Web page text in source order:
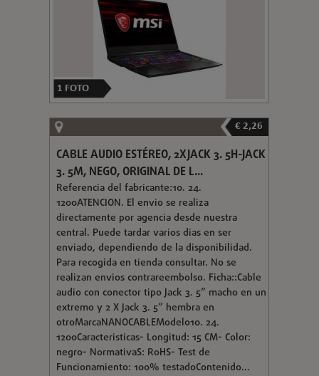
1 FOTO
€ 2,26
CABLE AUDIO ESTÉREO, 2XJACK 3. 5H-JACK
3. 5M, NEGO, ORIGINAL DE L...
Referencia del fabricante:10. 24.
1200ATENCION. El envio se realiza
directamente por agencia desde nuestra
central. Puede tardar varios dias en ser
enviado, dependiendo de la disponibilidad.
Para recogida en tienda consultar. No se
realizan envios contrareembolso. Ficha::Cable
audio con conector tipo Jack 3. 5” macho en un
extremo y 2 X Jack 3. 5” hembra en
otroMarcaNANOCABLEModelo10. 24.
1200Caracteristicas- Longitud: 15 CM- Color:
negro- NormativaS: RoHS- Test de
Funcionamiento: 100% testadoContenido...